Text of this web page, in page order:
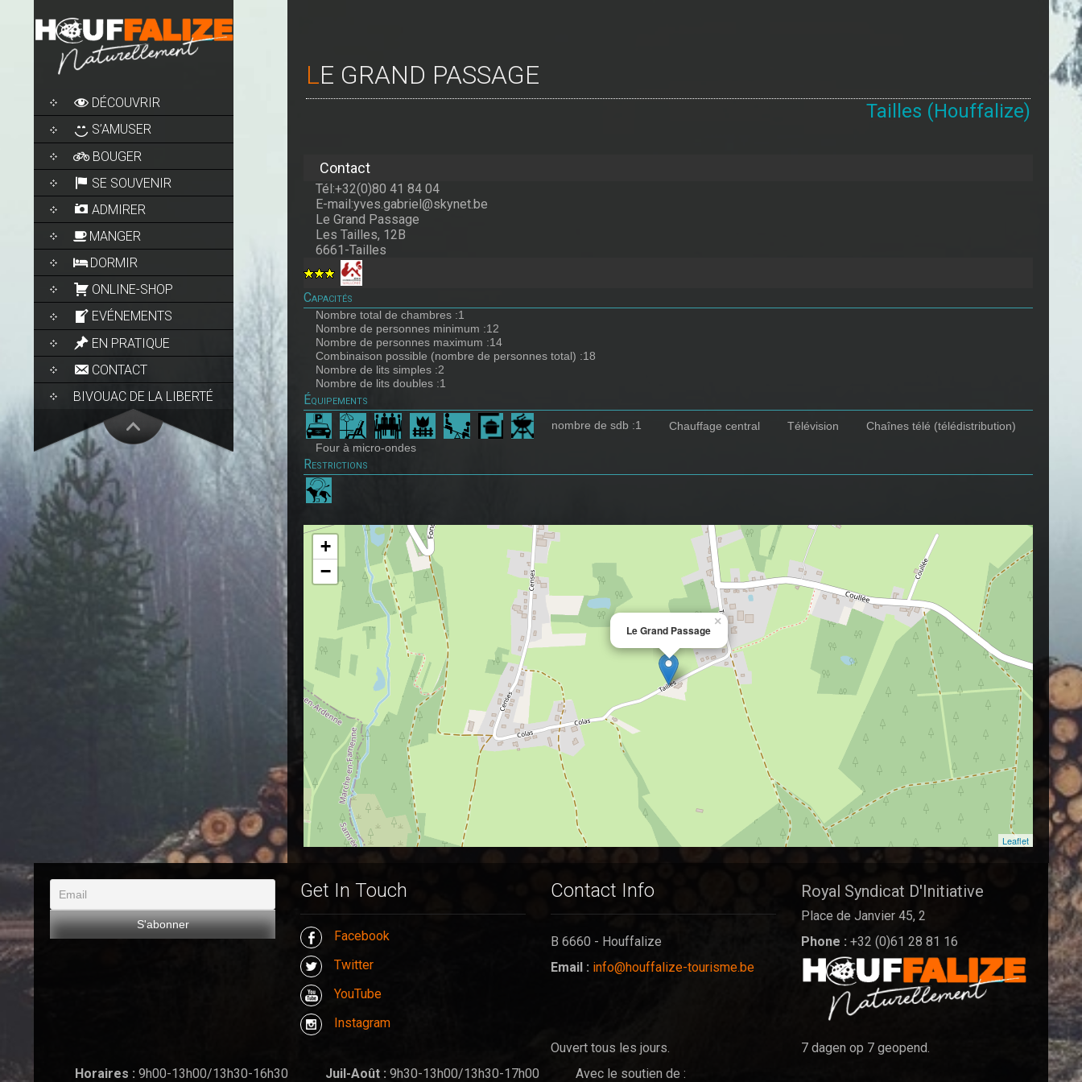
SKIP
TO
CONTENT
DÉCOUVRIR
S’AMUSER
BOUGER
SE SOUVENIR
ADMIRER
MANGER
DORMIR
ONLINE-SHOP
EVÉNEMENTS
EN PRATIQUE
CONTACT
BIVOUAC DE LA LIBERTÉ
LE GRAND PASSAGE
Tailles (Houffalize)
Contact
Tél:+32(0)80 41 84 04
E-mail:yves.gabriel@skynet.be
Le Grand Passage
Les Tailles, 12B
6661-Tailles
Capacités
Nombre total de chambres :1
Nombre de personnes minimum :12
Nombre de personnes maximum :14
Combinaison possible (nombre de personnes total) :18
Nombre de lits simples :2
Nombre de lits doubles :1
Équipements
nombre de sdb :1 Chauffage central Télévision
Chaînes télé (télédistribution)
Four à micro-ondes
Restrictions
Le Grand Passage
×
+
−
Leaflet
Get In Touch
Facebook
Twitter
YouTube
Instagram
Contact Info Royal Syndicat D'Initiative
Place de Janvier 45, 2
B 6660 - Houffalize
Phone : +32 (0)61 28 81 16
Email : info@houffalize-tourisme.be
Ouvert tous les jours.
7 dagen op 7 geopend.
Horaires : 9h00-13h00/13h30-16h30 Juil-Août : 9h30-13h00/13h30-17h00 Avec le soutien de :